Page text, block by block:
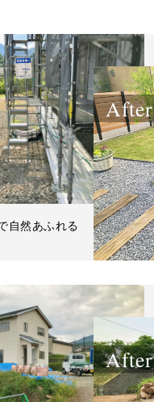
After
自然あふれる
After